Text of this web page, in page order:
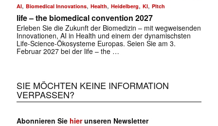
AI, Biomedical Innovations, Health, Heidelberg, KI, Pitch
life – the biomedical convention 2027
Erleben Sie die Zukunft der Biomedizin – mit wegweisenden
Innovationen, AI in Health und einem der dynamischsten
Life-Science-Ökosysteme Europas. Seien Sie am 3.
Februar 2027 bei der life – the …
SIE MÖCHTEN KEINE INFORMATION
VERPASSEN?
Abonnieren Sie hierunseren Newsletter